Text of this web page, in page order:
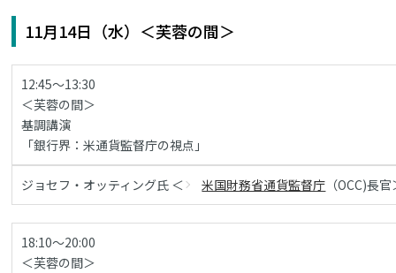
11月14日（水）＜芙蓉の間＞
12:45～13:30
＜芙蓉の間＞
基調講演
「銀行界：米通貨監督庁の視点」
ジョセフ・オッティング氏 ＜ 米国財務省通貨監督庁 （OCC)長
18:10～20:00
＜芙蓉の間＞